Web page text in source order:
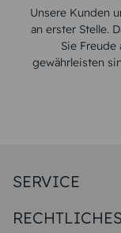
Unsere Kunden
an erster Stelle.
Sie Freude
gewährleisten
SERVICE
Papiersorten
RECHTLICHES